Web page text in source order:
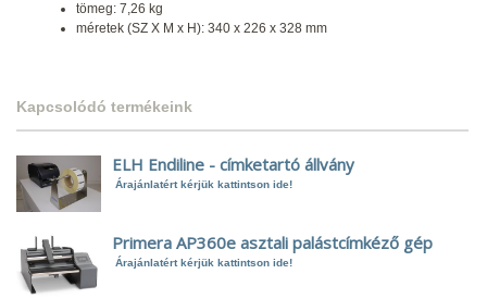
tömeg: 7,26 kg
méretek (SZ X M x H): 340 x 226 x 328 mm
Kapcsolódó termékeink
ELH Endiline - címketartó állvány
Árajánlatért kérjük kattintson ide!
Primera AP360e asztali palástcímkéző gép
Árajánlatért kérjük kattintson ide!